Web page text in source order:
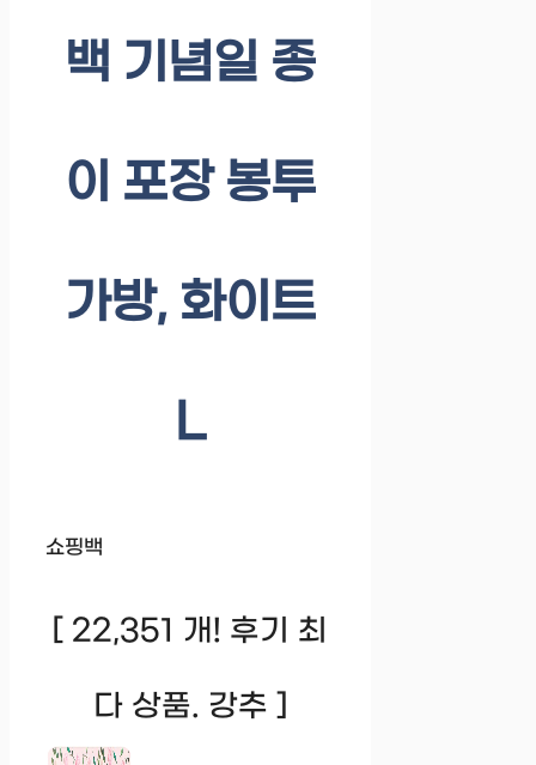
백 기념일 종
이 포장 봉투
가방, 화이트
L
쇼핑백
[ 22,351 개! 후기 최
다 상품. 강추 ]